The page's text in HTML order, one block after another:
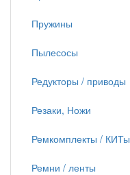
Пружины
Пылесосы
Редукторы / приводы
Резаки, Ножи
Ремкомплекты / КИТы
Ремни / ленты